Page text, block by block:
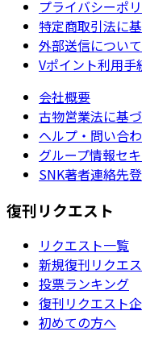
プライバシーポ
特定商取引法に
外部送信について
Vポイント利用手
会社概要
古物営業法に基
ヘルプ・問い合
グループ情報セ
SNK著者連絡先
復刊リクエスト
リクエスト一覧
新規復刊リクエ
投票ランキング
復刊リクエスト
初めての方へ